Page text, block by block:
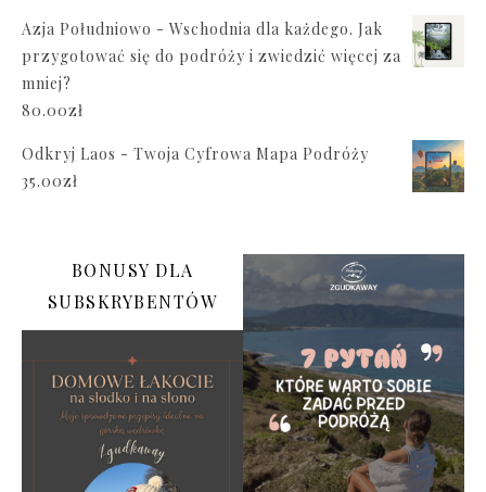
Azja Południowo - Wschodnia dla każdego. Jak
przygotować się do podróży i zwiedzić więcej za
mniej?
80.00zł
Odkryj Laos - Twoja Cyfrowa Mapa Podróży
35.00zł
BONUSY DLA
SUBSKRYBENTÓW